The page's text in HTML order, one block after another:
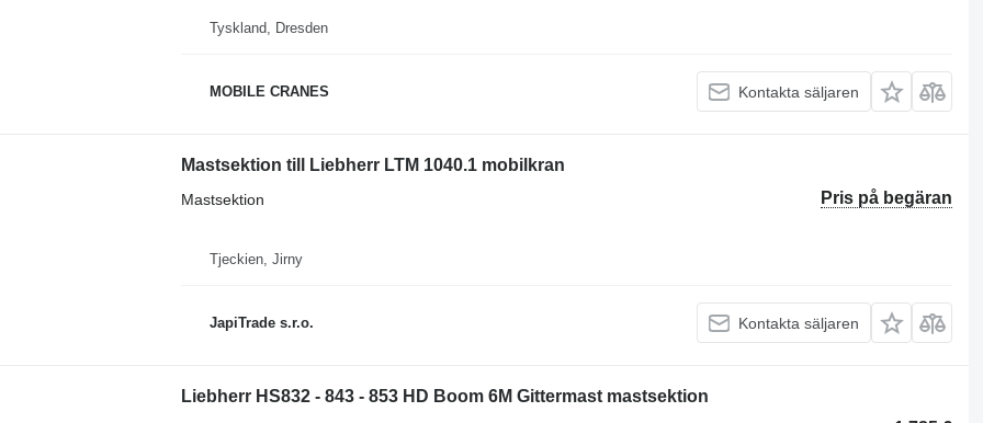
Tyskland, Dresden
MOBILE CRANES Kontakta säljaren
Mastsektion till Liebherr LTM 1040.1 mobilkran
Pris på begäran
Mastsektion
Tjeckien, Jirny
JapiTrade s.r.o. Kontakta säljaren
Liebherr HS832 - 843 - 853 HD Boom 6M Gittermast mastsektion